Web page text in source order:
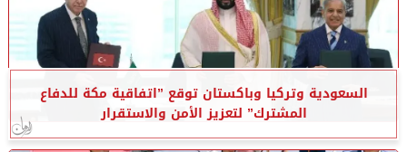
السعودية وتركيا وباكستان توقع ”اتفاقية مكة للدفاع
المشترك” لتعزيز الأمن والاستقرار